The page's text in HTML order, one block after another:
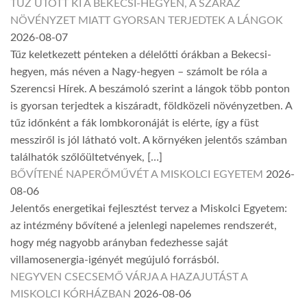
TŰZ ÜTÖTT KI A BEKECSI-HEGYEN, A SZÁRAZ
NÖVÉNYZET MIATT GYORSAN TERJEDTEK A LÁNGOK
2026-08-07
Tűz keletkezett pénteken a délelőtti órákban a Bekecsi-
hegyen, más néven a Nagy-hegyen – számolt be róla a
Szerencsi Hírek. A beszámoló szerint a lángok több ponton
is gyorsan terjedtek a kiszáradt, földközeli növényzetben. A
tűz időnként a fák lombkoronáját is elérte, így a füst
messziről is jól látható volt. A környéken jelentős számban
találhatók szőlőültetvények, […]
BŐVÍTENÉ NAPERŐMŰVÉT A MISKOLCI EGYETEM 2026-
08-06
Jelentős energetikai fejlesztést tervez a Miskolci Egyetem:
az intézmény bővítené a jelenlegi napelemes rendszerét,
hogy még nagyobb arányban fedezhesse saját
villamosenergia-igényét megújuló forrásból.
NEGYVEN CSECSEMŐ VÁRJA A HAZAJUTÁST A
MISKOLCI KÓRHÁZBAN 2026-08-06